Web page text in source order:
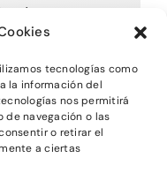
tecnologías como
la información del
nos permitirá
navegación o las
o retirar el
a ciertas
nuestras